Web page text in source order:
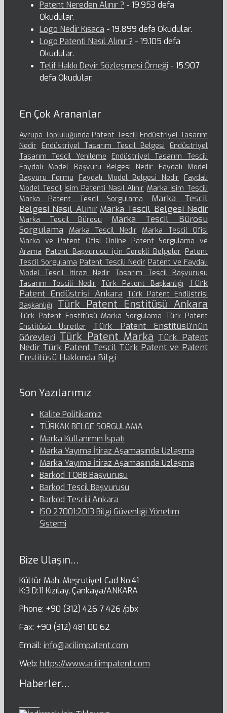
Patent Nereden Alınır ? - 19.953 defa
Okudular.
Logo Nedir Kısaca - 19.899 defa Okudular.
Logo Patenti Nasıl Alınır ? - 19.105 defa
Okudular.
Telif Hakkı Devir Sözleşmesi Örneği - 15.907
defa Okudular.
En Çok Arananlar
Avrupa Topluluğunda Patent Tescili Endüstriyel Tasarım
Nedir Endüstriyel Tasarım Tescil Belgesi
Endüstriyel
Tasarım Tescil Yenileme
Endüstriyel Tasarım Tescili
Faydalı Model Başvuru Belgesi Nedir
Faydalı Model
Başvuru Formu
Faydalı Model Belgesi Nedir Faydalı
Model Tescil İsim Patenti Nasıl Alınır Marka İsim Tescili
Marka Patent Tescil Sorgulama
Marka Tescil
Belgesi Nasıl Alınır Marka Tescil Belgesi Nedir
Marka Tescil Bürosu
Marka Tescil Bürosu
Sorgulama
Marka Tescil Nedir Marka Tescil Ofisi
Marka ve Patent Ofisi Online Patent Sorgulama ve
Arama Patent Başvurusu için Gerekli Belgeler Patent
Tescil Sorgulama Patent Tescili Nedir Patent ve Faydalı
Model Tescil İtirazı Nedir Tasarım Tescil Başvurusu
Tasarım Tescili Nedir
Türk Patent Başkanlığı
Türk
Patent Endüstrisi Ankara Türk Patent Endüstrisi
Başkanlığı
Türk Patent Enstitüsü Ankara
Türk Patent Enstitüsü Marka Sorgulama Türk Patent
Enstitüsü Ücretler
Türk Patent Enstitüsü’nün
Görevleri Türk Patent Marka Türk Patent
Nedir Türk Patent Tescil Türk Patent ve Patent
Enstitüsü Hakkında Bilgi
Son Yazılarımız
Kalite Politikamız
TÜRKAK BELGE SORGULAMA
Marka Kullanımın İspatı
Marka Yayıma İtiraz Aşamasında Uzlaşma
Marka Yayıma İtiraz Aşamasında Uzlaşma
Barkod TOBB Başvurusu
Barkod Tescil Başvurusu
Barkod Tescili Ankara
ISO 27001:2013 Bilgi Güvenliği Yönetim
Sistemi
Bize Ulaşın…
Kültür Mah. Meşrutiyet Cad No:41
K:3 D:11 Kızılay, Çankaya/ANKARA
Phone: +90 (312) 426 7 426 /pbx
Fax: +90 (312) 481 00 62
Email: info@acilimpatent.com
Web: https://www.acilimpatent.com
Haberler…